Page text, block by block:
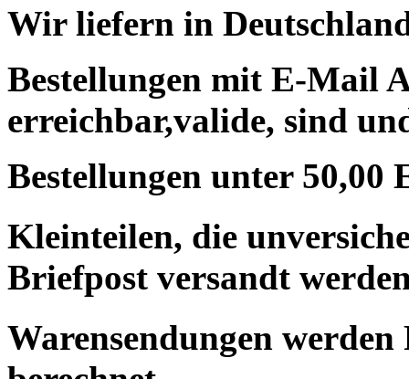
Wir liefern in
Bestellungen mit E-Mail
erreichbar,valide, sind
Bestellungen unter 50,00
Kleinteilen, die
Briefpost versandt
Warensendungen